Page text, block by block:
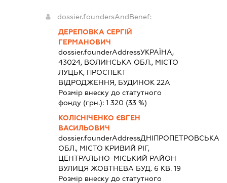
dossier.foundersAndBenef:
ДЕРЕПОВКА СЕРГІЙ
ГЕРМАНОВИЧ
dossier.founderAddressУКРАЇНА,
43024, ВОЛИНСЬКА ОБЛ., МІСТО
ЛУЦЬК, ПРОСПЕКТ
ВІДРОДЖЕННЯ, БУДИНОК 22А
Розмір внеску до статутного
фонду (грн.): 1 320 (33 %)
КОЛІСНІЧЕНКО ЄВГЕН
ВАСИЛЬОВИЧ
dossier.founderAddressДНІПРОПЕТРОВСЬКА
ОБЛ., МІСТО КРИВИЙ РІГ,
ЦЕНТРАЛЬНО-МІСЬКИЙ РАЙОН
ВУЛИЦЯ ЖОВТНЕВА БУД. 6 КВ. 19
Розмір внеску до статутного